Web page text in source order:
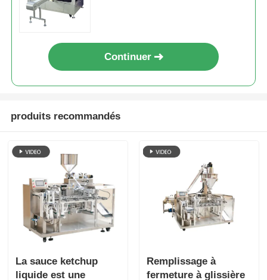
Continuer
produits recommandés
La sauce ketchup
liquide est une
Remplissage à
fermeture à glissière